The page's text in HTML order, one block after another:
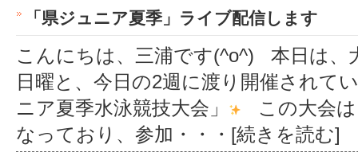
「県ジュニア夏季」ライブ配信します
こんにちは、三浦です(^o^) 本日は
日曜と、今日の2週に渡り開催されて
ニア夏季水泳競技大会」
この大会は
なっており、参加 ・・・[続きを読む]